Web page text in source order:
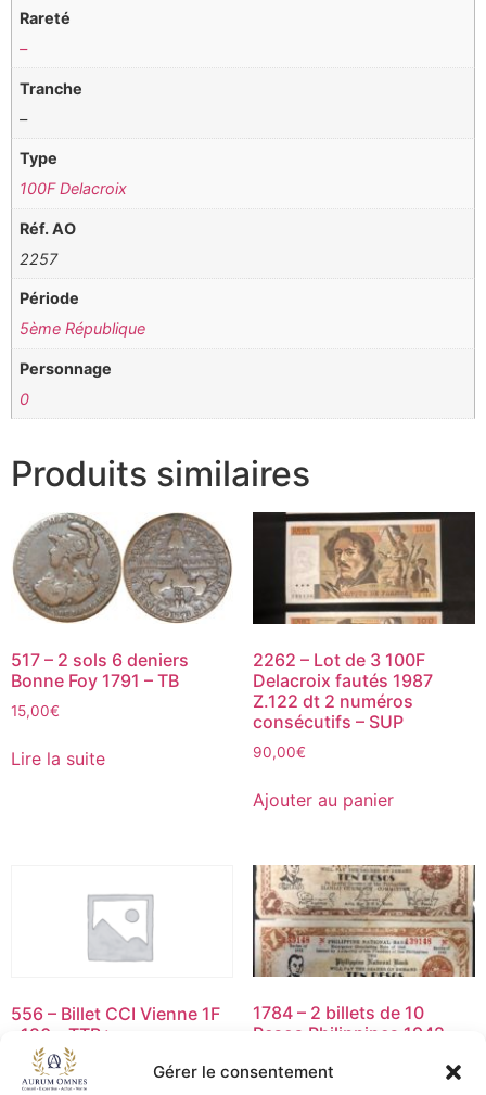
Gérer le consentement
Rareté
–
Tranche
–
Type
100F Delacroix
Réf. AO
2257
Période
5ème République
Personnage
0
Produits similaires
517 – 2 sols 6 deniers
Bonne Foy 1791 – TB
15,00€
Lire la suite
2262 – Lot de 3 100F
Delacroix fautés 1987
Z.122 dt 2 numéros
consécutifs – SUP
90,00€
Ajouter au panier
556 – Billet CCI Vienne 1F
s120 – TTB+
12,50€
1784 – 2 billets de 10
Pesos Philippines 1942 –
12,50